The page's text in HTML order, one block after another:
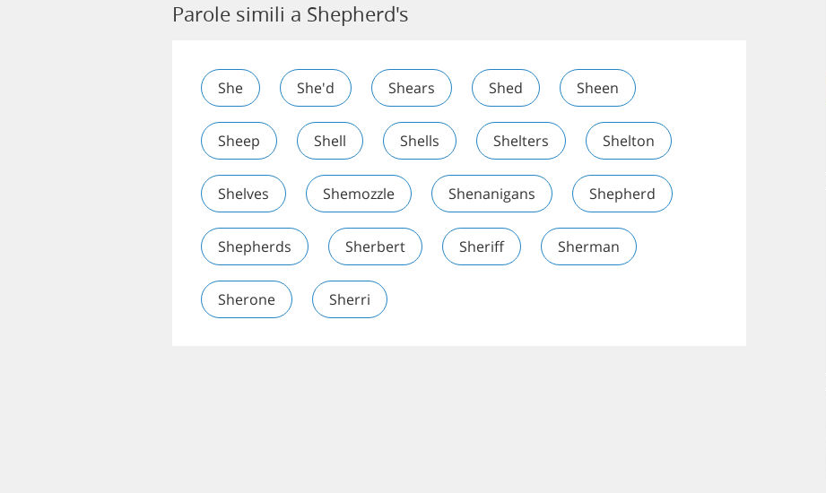
Parole simili a Shepherd's
She She'd Shears Shed Sheen
Sheep Shell Shells Shelters Shelton
Shelves Shemozzle Shenanigans Shepherd
Shepherds Sherbert Sheriff Sherman
Sherone Sherri